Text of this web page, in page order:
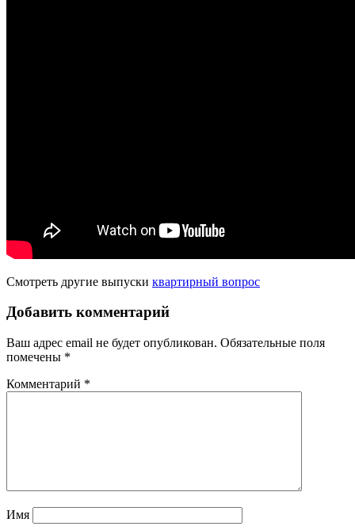
Смотреть другие выпуски квартирный вопрос
Добавить комментарий
Ваш адрес email не будет опубликован. Обязательные поля
помечены *
Комментарий *
Имя